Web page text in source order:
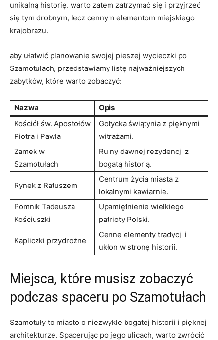
unikalną historię. warto zatem zatrzymać się i przyjrzeć
się tym drobnym, lecz cennym elementom miejskiego
krajobrazu.
aby ułatwić planowanie swojej pieszej wycieczki po
Szamotułach, przedstawiamy listę najważniejszych
zabytków, które warto zobaczyć:
Nazwa
Opis
Kościół św. Apostołów
Piotra i Pawła
Gotycka świątynia z pięknymi
witrażami.
Zamek w
Szamotułach
Ruiny dawnej rezydencji z
bogatą historią.
Rynek z Ratuszem
Centrum życia miasta z
lokalnymi kawiarnie.
Pomnik Tadeusza
Kościuszki
Upamiętnienie wielkiego
patrioty Polski.
Kapliczki przydrożne
Cenne elementy tradycji i
ukłon w stronę historii.
Miejsca, które musisz zobaczyć
podczas spaceru po Szamotułach
Szamotuły to miasto o niezwykle bogatej historii i pięknej
architekturze. Spacerując po jego ulicach, warto zwrócić